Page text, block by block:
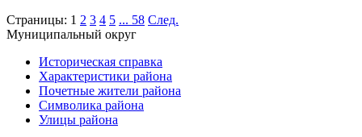
Страницы: 1 2 3 4 5 ... 58 След.
Муниципальный округ
Историческая справка
Характеристики района
Почетные жители района
Символика района
Улицы района